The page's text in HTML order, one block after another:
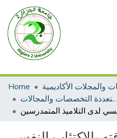
Home
والمجلات الأكاديمية
مجلات متعددة التخصصات والمجالات